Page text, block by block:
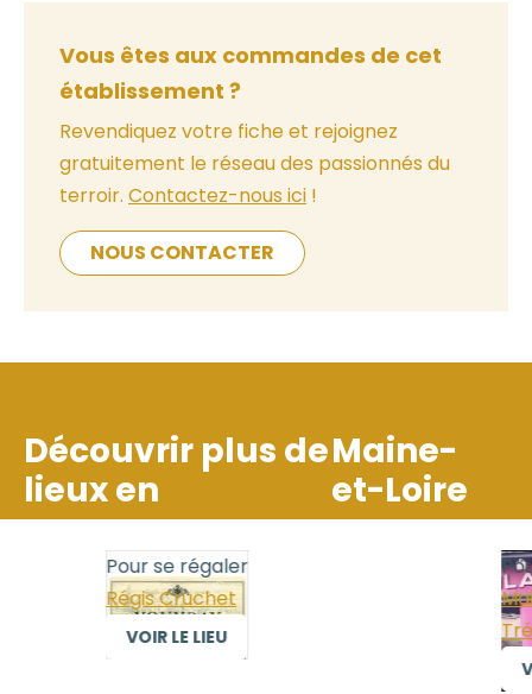
Vous êtes aux commandes de cet
établissement ?
Revendiquez votre fiche et rejoignez
gratuitement le réseau des passionnés du
terroir. Contactez-nous ici !
NOUS CONTACTER
Découvrir plus de
lieux en
Maine-
et-Loire
Pour se régaler
Régis Cruchet
VOIR LE LIEU